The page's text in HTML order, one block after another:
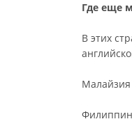
Где еще
В этих
Малайзия